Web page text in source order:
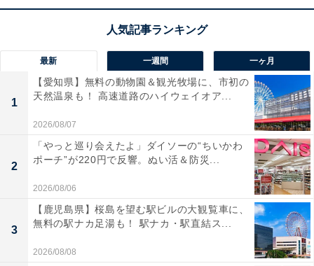
りを抑えられ、面倒なお手入れの手間がグッと減るのも
魅力！ 安心の日本製で、日々の掃除が驚くほど快適にな
ユーザーからは「圧倒的な吸引力」「ゴミ捨てがラク」
と絶賛の声。一方で、「運転音が少し大きめ」という意
見もあります。充電切れを気にせず、確かなパワーで部
屋の隅々まで一気にきれいにしたい人は、購入を検討し
てみてもよいかもしれません。
あわせて読みたい
【Amazonお買い得情報】REGZA「スマート
テレビ」が特別価格で登場中【6月7日】
最新 一週間 一ヶ月
1
【愛知県】無料の動物園＆観光牧場に、市初の
天然温泉も！ 高速道路のハイウェイオア...
2026/08/07
2
「やっと巡り会えたよ」ダイソーの“ちいかわ
ポーチ”が220円で反響。ぬい活＆防災...
2026/08/06
3
【鹿児島県】桜島を望む駅ビルの大観覧車に、
無料の駅ナカ足湯も！ 駅ナカ・駅直結ス...
2026/08/08